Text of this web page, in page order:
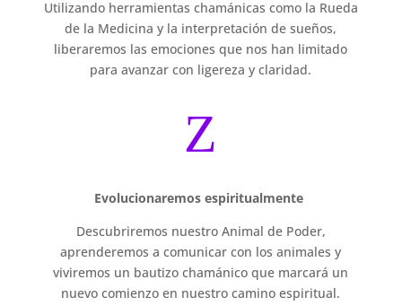
Utilizando herramientas chamánicas como la Rueda
de la Medicina y la interpretación de sueños,
liberaremos las emociones que nos han limitado
para avanzar con ligereza y claridad.
Z
Evolucionaremos espiritualmente
Descubriremos nuestro Animal de Poder,
aprenderemos a comunicar con los animales y
viviremos un bautizo chamánico que marcará un
nuevo comienzo en nuestro camino espiritual.